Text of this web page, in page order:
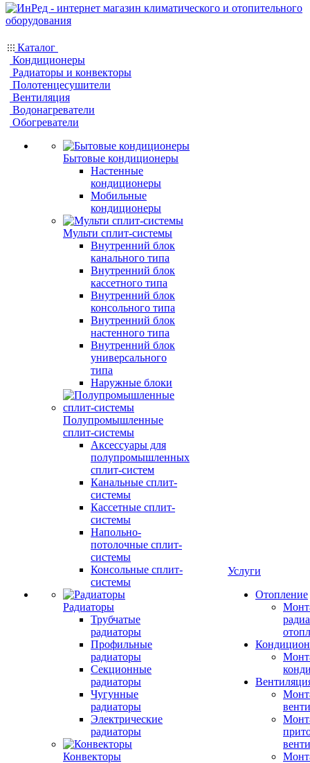
Каталог
Кондиционеры
Радиаторы и конвекторы
Полотенцесушители
Вентиляция
Водонагреватели
Обогреватели
Бытовые кондиционеры
Настенные
кондиционеры
Мобильные
кондиционеры
Мульти сплит-системы
Внутренний блок
канального типа
Внутренний блок
кассетного типа
Внутренний блок
консольного типа
Внутренний блок
настенного типа
Внутренний блок
универсального
типа
Наружные блоки
Полупромышленные
сплит-системы
Аксессуары для
полупромышленных
сплит-систем
Канальные сплит-
системы
Кассетные сплит-
системы
Напольно-
потолочные сплит-
системы
Консольные сплит-
системы
Радиаторы
Трубчатые
радиаторы
Профильные
радиаторы
Секционные
радиаторы
Чугунные
радиаторы
Электрические
радиаторы
Конвекторы
Услуги
Отопление